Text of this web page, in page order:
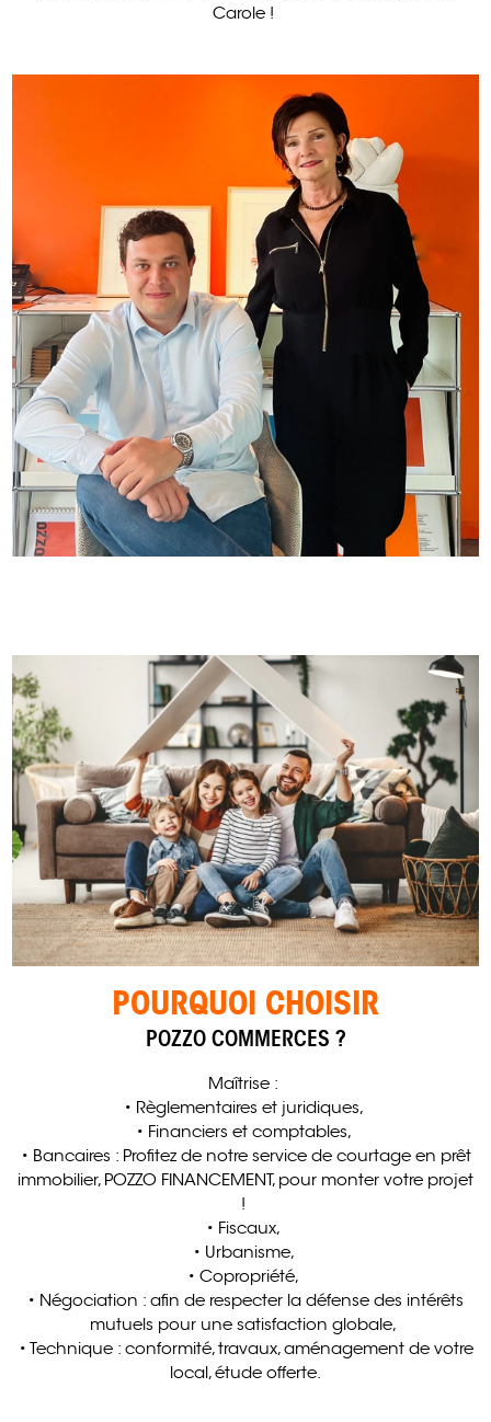
Carole !
POURQUOI CHOISIR
POZZO COMMERCES ?
Maîtrise :
• Règlementaires et juridiques,
• Financiers et comptables,
• Bancaires : Profitez de notre service de courtage en prêt
immobilier, POZZO FINANCEMENT, pour monter votre projet
!
• Fiscaux,
• Urbanisme,
• Copropriété,
• Négociation : afin de respecter la défense des intérêts
mutuels pour une satisfaction globale,
• Technique : conformité, travaux, aménagement de votre
local, étude offerte.​